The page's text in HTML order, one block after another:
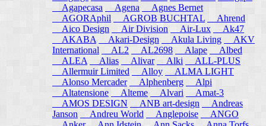
Agapecasa
Agena
Agnes Bernet
AGORAphil
AGROB BUCHTAL
Ahrend
Aico Design
Air Division Air-Lux
Ak47
AKABA
Akari-Design Akula Living
AKV
International
AL2 AL2698 Alape
Albed
ALEA
Alias Alivar Alki
ALL-PLUS
Allermuir Limited
Alloy
ALMA LIGHT
Alonso Mercader
Alphenberg
Alpi
Altatensione
Alteme Alvari
Amat-3
AMOS DESIGN
ANB art-design
Andreas
Janson
Andreu World Anglepoise
ANGO